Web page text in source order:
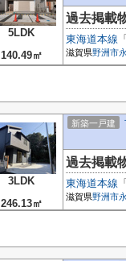
5LDK
140.49㎡
過去掲載
東海道本線
滋賀県野洲市
3LDK
246.13㎡
新築一戸建
過去掲載
東海道本線
滋賀県野洲市